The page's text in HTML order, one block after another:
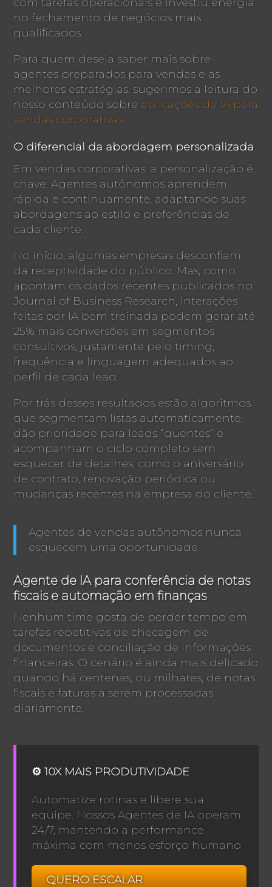
no fechamento de negócios mais
qualificados.
Para quem deseja saber mais sobre
agentes preparados para vendas e as
melhores estratégias, sugerimos a leitura do
nosso conteúdo sobre aplicações de IA para
vendas corporativas.
O diferencial da abordagem personalizada
Em vendas corporativas, a personalização é
chave. Agentes autônomos aprendem
rápida e continuamente, adaptando suas
abordagens ao estilo e preferências de
cada cliente.
No início, algumas empresas desconfiam
da receptividade do público. Mas, como
apontam os dados recentes publicados no
Journal of Business Research, interações
feitas por IA bem treinada podem gerar até
25% mais conversões em segmentos
consultivos, justamente pelo timing,
frequência e linguagem adequados ao
perfil de cada lead.
Por trás desses resultados estão algoritmos
que segmentam listas automaticamente,
dão prioridade para leads “quentes” e
acompanham o ciclo completo sem
esquecer de detalhes, como o aniversário
de contrato, renovação periódica ou
mudanças recentes na empresa do cliente.
Agentes de vendas autônomos nunca
esquecem uma oportunidade.
Agente de IA para conferência de notas
fiscais e automação em finanças
Nenhum time gosta de perder tempo em
tarefas repetitivas de checagem de
documentos e conciliação de informações
financeiras. O cenário é ainda mais delicado
quando há centenas, ou milhares, de notas
fiscais e faturas a serem processadas
diariamente.
⚙️ 10X MAIS PRODUTIVIDADE
Automatize rotinas e libere sua
equipe. Nossos Agentes de IA operam
24/7, mantendo a performance
máxima com menos esforço humano.
QUERO ESCALAR